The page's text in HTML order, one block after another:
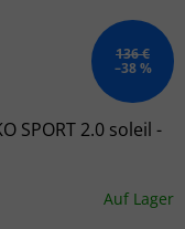
136 €
–38 %
SPORT 2.0 soleil -
Auf Lager